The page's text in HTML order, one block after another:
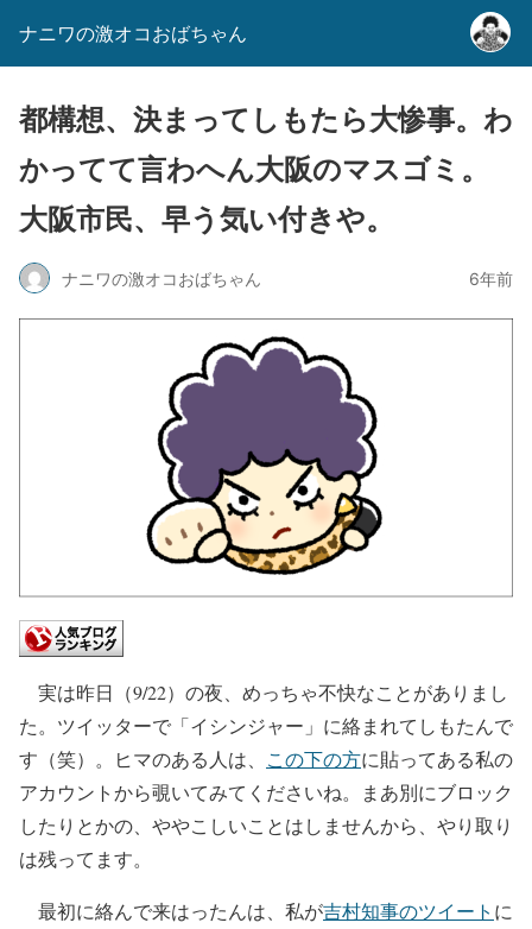
ナニワの激オコおばちゃん
都構想、決まってしもたら大惨事。わ
かってて言わへん大阪のマスゴミ。
大阪市民、早う気い付きや。
ナニワの激オコおばちゃん 6年前
実は昨日（9/22）の夜、めっちゃ不快なことがありまし
た。ツイッターで「イシンジャー」に絡まれてしもたんで
す（笑）。ヒマのある人は、 この下の方に貼ってある私の
アカウントから覗いてみてくださいね。まあ別にブロック
したりとかの、ややこしいことはしませんから、やり取り
は残ってます。
最初に絡んで来はったんは、私が吉村知事のツイート に